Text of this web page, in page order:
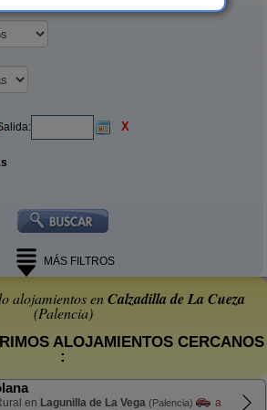
X
MÁS FILTROS
alojamientos enCalzadilla de La Cueza
(Palencia)
ALOJAMIENTOS CERCANOS
:
en Lagunilla de La Vega (Palencia)
a